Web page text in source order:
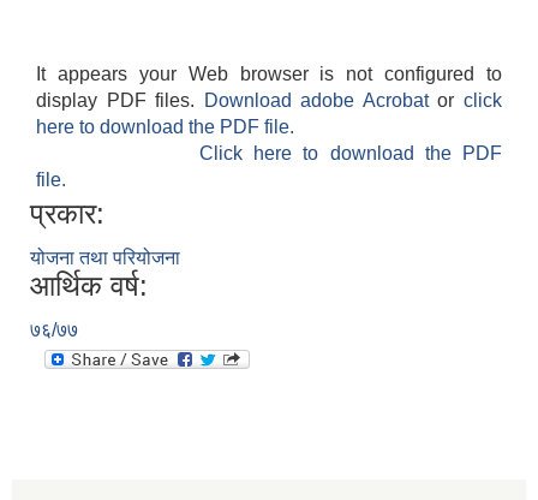
It appears your Web browser is not configured to
display PDF files.
Download adobe Acrobatorclick
here to download the PDF file.
Click here to download the PDF
file.
प्रकार:
योजना तथा परियोजना
आर्थिक वर्ष:
७६/७७